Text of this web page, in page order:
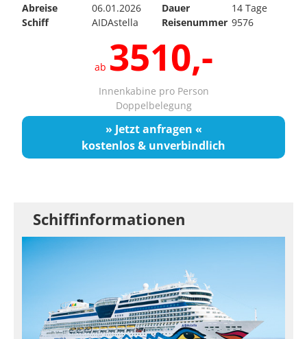
Abreise
06.01.2026 Dauer
14 Tage
Schiff
AIDAstella Reisenummer 9576
ab 3510,-
Innenkabine pro Person
Doppelbelegung
» Jetzt anfragen «
kostenlos & unverbindlich
Schiffinformationen